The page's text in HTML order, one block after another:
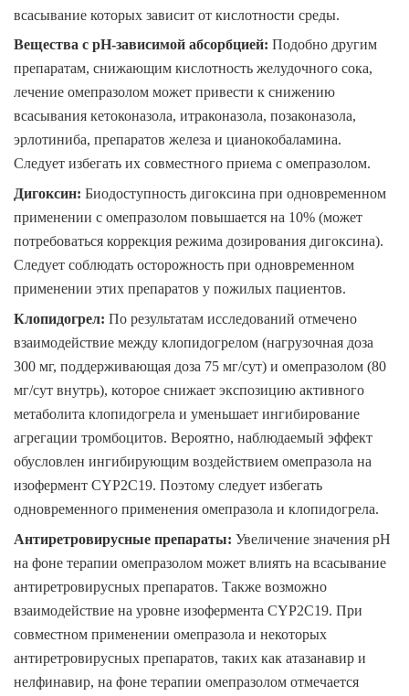
всасывание которых зависит от кислотности среды.
Вещества с рН-зависимой абсорбцией: Подобно другим
препаратам, снижающим кислотность желудочного сока,
лечение омепразолом может привести к снижению
всасывания кетоконазола, итраконазола, позаконазола,
эрлотиниба, препаратов железа и цианокобаламина.
Следует избегать их совместного приема с омепразолом.
Дигоксин: Биодоступность дигоксина при одновременном
применении с омепразолом повышается на 10% (может
потребоваться коррекция режима дозирования дигоксина).
Следует соблюдать осторожность при одновременном
применении этих препаратов у пожилых пациентов.
Клопидогрел: По результатам исследований отмечено
взаимодействие между клопидогрелом (нагрузочная доза
300 мг, поддерживающая доза 75 мг/сут) и омепразолом (80
мг/сут внутрь), которое снижает экспозицию активного
метаболита клопидогрела и уменьшает ингибирование
агрегации тромбоцитов. Вероятно, наблюдаемый эффект
обусловлен ингибирующим воздействием омепразола на
изофермент CYP2C19. Поэтому следует избегать
одновременного применения омепразола и клопидогрела.
Антиретровирусные препараты: Увеличение значения рН
на фоне терапии омепразолом может влиять на всасывание
антиретровирусных препаратов. Также возможно
взаимодействие на уровне изофермента CYP2C19. При
совместном применении омепразола и некоторых
антиретровирусных препаратов, таких как атазанавир и
нелфинавир, на фоне терапии омепразолом отмечается